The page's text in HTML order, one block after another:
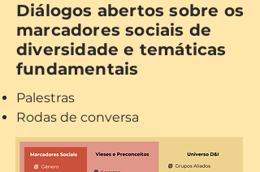
Diálogos abertos sobre os
marcadores sociais de
diversidade e temáticas
fundamentais
Palestras
Rodas de conversa